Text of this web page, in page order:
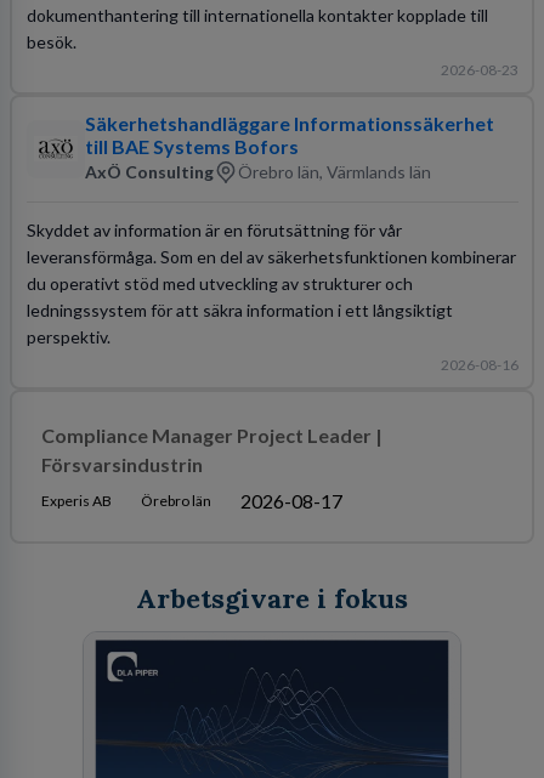
dokumenthantering till internationella kontakter kopplade till
besök.
2026-08-23
Säkerhetshandläggare Informationssäkerhet
till BAE Systems Bofors
AxÖ Consulting Örebro län, Värmlands län
Skyddet av information är en förutsättning för vår
leveransförmåga. Som en del av säkerhetsfunktionen kombinerar
du operativt stöd med utveckling av strukturer och
ledningssystem för att säkra information i ett långsiktigt
perspektiv.
2026-08-16
Compliance Manager Project Leader |
Försvarsindustrin
Experis AB Örebro län 2026-08-17
Arbetsgivare i fokus